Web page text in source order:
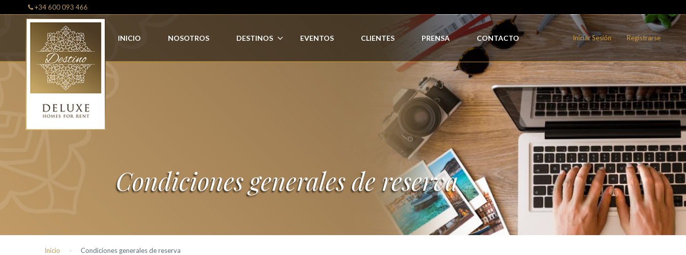
+34 600 093 466
INICIO NOSOTROS DESTINOS EVENTOS CLIENTES PRENSA CONTACTO Iniciar Sesión Registrarse
Condiciones generales de reserva
Inicio Condiciones generales de reserva